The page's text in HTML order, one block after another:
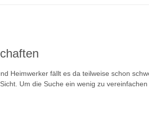
Heimwerker fällt es da teilweise schon
Um die Suche ein wenig zu